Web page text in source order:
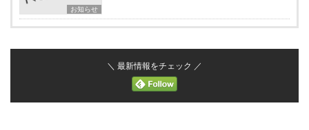
お知らせ
＼ 最新情報をチェック ／